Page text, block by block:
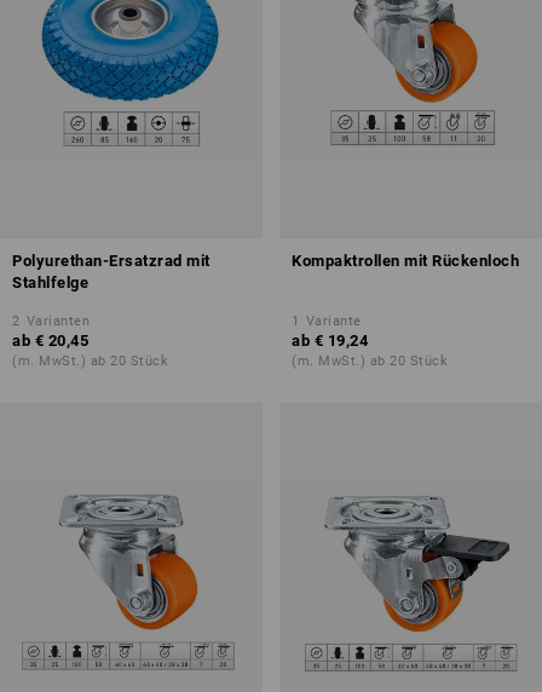
Polyurethan-Ersatzrad mit
Stahlfelge
2 Varianten
ab € 20,45
(m. MwSt.) ab 20 Stück
Kompaktrollen mit Rückenloch
1 Variante
ab € 19,24
(m. MwSt.) ab 20 Stück